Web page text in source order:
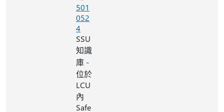
501
052
4
SSU
知識
庫 -
位於
LCU
內
Safe